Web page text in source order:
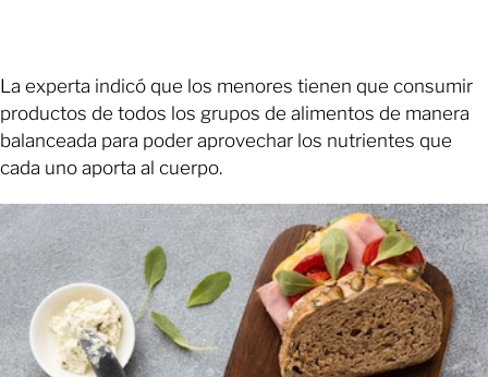
La experta indicó que los menores tienen que consumir
productos de todos los grupos de alimentos de manera
balanceada para poder aprovechar los nutrientes que
cada uno aporta al cuerpo.